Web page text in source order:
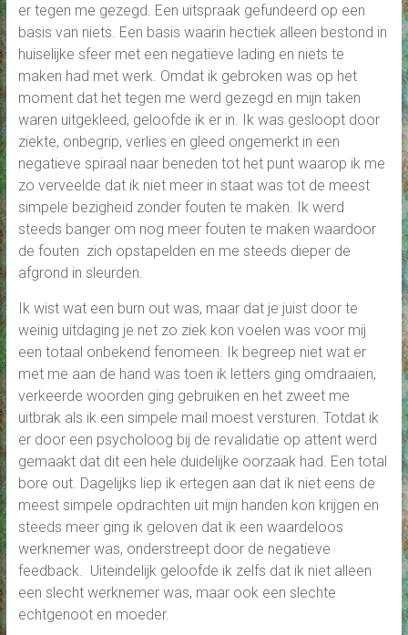
er tegen me gezegd. Een uitspraak gefundeerd op een
basis van niets. Een basis waarin hectiek alleen bestond in
huiselijke sfeer met een negatieve lading en niets te
maken had met werk. Omdat ik gebroken was op het
moment dat het tegen me werd gezegd en mijn taken
waren uitgekleed, geloofde ik er in. Ik was gesloopt door
ziekte, onbegrip, verlies en gleed ongemerkt in een
negatieve spiraal naar beneden tot het punt waarop ik me
zo verveelde dat ik niet meer in staat was tot de meest
simpele bezigheid zonder fouten te maken. Ik werd
steeds banger om nog meer fouten te maken waardoor
de fouten zich opstapelden en me steeds dieper de
afgrond in sleurden.
Ik wist wat een burn out was, maar dat je juist door te
weinig uitdaging je net zo ziek kon voelen was voor mij
een totaal onbekend fenomeen. Ik begreep niet wat er
met me aan de hand was toen ik letters ging omdraaien,
verkeerde woorden ging gebruiken en het zweet me
uitbrak als ik een simpele mail moest versturen. Totdat ik
er door een psycholoog bij de revalidatie op attent werd
gemaakt dat dit een hele duidelijke oorzaak had. Een total
bore out. Dagelijks liep ik ertegen aan dat ik niet eens de
meest simpele opdrachten uit mijn handen kon krijgen en
steeds meer ging ik geloven dat ik een waardeloos
werknemer was, onderstreept door de negatieve
feedback. Uiteindelijk geloofde ik zelfs dat ik niet alleen
een slecht werknemer was, maar ook een slechte
echtgenoot en moeder.